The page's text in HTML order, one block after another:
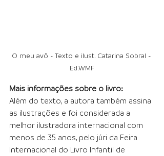
O meu avô - Texto e ilust. Catarina Sobral -
Ed.WMF
Mais informações sobre o livro:
Além do texto, a autora também assina
as ilustrações e foi considerada a
melhor ilustradora internacional com
menos de 35 anos, pelo júri da Feira
Internacional do Livro Infantil de